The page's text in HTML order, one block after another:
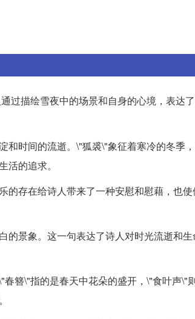
过描绘雪夜中的场景和自身的心境，表达
时间的流逝。\"狐裘\"象征着寒冷的冬季
的追求。
存在给诗人带来了一种安慰和慰藉，也
景象。这一句表达了诗人对时光流逝和
簪\"指的是春天中花朵的盛开，\"食叶声\"